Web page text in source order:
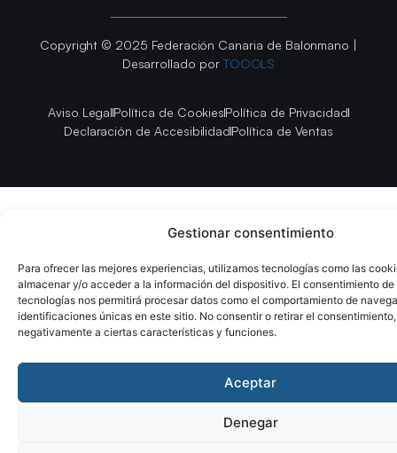
Gestionar consentimiento
Para ofrecer las mejores experiencias, utilizamos tecnologías como las
almacenar y/o acceder a la información del dispositivo. El consentimiento de
tecnologías nos permitirá procesar datos como el comportamiento de
identificaciones únicas en este sitio. No consentir o retirar el
negativamente a ciertas características y funciones.
Aceptar
Denegar
Copyright © 2025 Federación Canaria de Balonmano |
Desarrollado por TOOOLS
Aviso LegalPolítica de CookiesPolítica de Privacidad
Declaración de AccesibilidadPolítica de Ventas